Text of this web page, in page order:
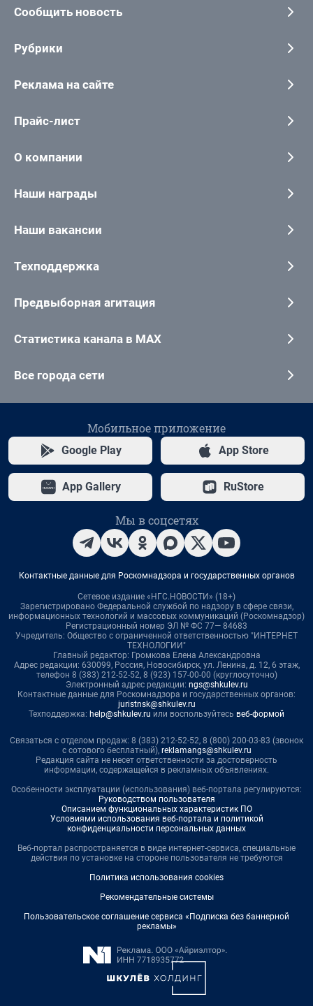
Сообщить новость
Рубрики
Реклама на сайте
Прайс-лист
О компании
Наши награды
Наши вакансии
Техподдержка
Предвыборная агитация
Статистика канала в MAX
Все города сети
Мобильное приложение
Google Play App Store
App Gallery RuStore
Мы в соцсетях
Контактные данные для Роскомнадзора и государственных органов
Сетевое издание «НГС.НОВОСТИ» (18+)
Зарегистрировано Федеральной службой по надзору в сфере связи,
информационных технологий и массовых коммуникаций (Роскомнадзор)
Регистрационный номер ЭЛ № ФС 77— 84683
Учредитель: Общество с ограниченной ответственностью "ИНТЕРНЕТ
ТЕХНОЛОГИИ"
Главный редактор: Громкова Елена Александровна
Адрес редакции: 630099, Россия, Новосибирск, ул. Ленина, д. 12, 6 этаж,
телефон 8 (383) 212-52-52, 8 (923) 157-00-00 (круглосуточно)
Электронный адрес редакции: ngs@shkulev.ru
Контактные данные для Роскомнадзора и государственных органов:
juristnsk@shkulev.ru
Техподдержка: help@shkulev.ru или воспользуйтесь веб-формой
Связаться с отделом продаж: 8 (383) 212-52-52, 8 (800) 200-03-83 (звонок
с сотового бесплатный), reklamangs@shkulev.ru
Редакция сайта не несет ответственности за достоверность
информации, содержащейся в рекламных объявлениях.
Особенности эксплуатации (использования) веб-портала регулируются:
Руководством пользователя
Описанием функциональных характеристик ПО
Условиями использования веб-портала и политикой
конфиденциальности персональных данных
Веб-портал распространяется в виде интернет-сервиса, специальные
действия по установке на стороне пользователя не требуются
Политика использования cookies
Рекомендательные системы
Пользовательское соглашение сервиса «Подписка без баннерной
рекламы»